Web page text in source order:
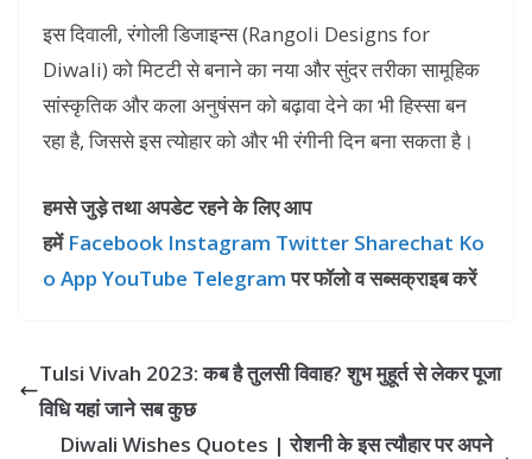
इस दिवाली, रंगोली डिजाइन्स (Rangoli Designs for
Diwali) को मिटटी से बनाने का नया और सुंदर तरीका सामूहिक
सांस्कृतिक और कला अनुषंसन को बढ़ावा देने का भी हिस्सा बन
रहा है, जिससे इस त्योहार को और भी रंगीनी दिन बना सकता है।
हमसे जुड़े तथा अपडेट रहने के लिए आप
हमें Facebook Instagram Twitter Sharechat Ko
o App YouTube Telegramपर फॉलो व सब्सक्राइब करें
Tulsi Vivah 2023: कब है तुलसी विवाह? शुभ मुहूर्त से लेकर पूजा
विधि यहां जाने सब कुछ
Diwali Wishes Quotes | रोशनी के इस त्यौहार पर अपने